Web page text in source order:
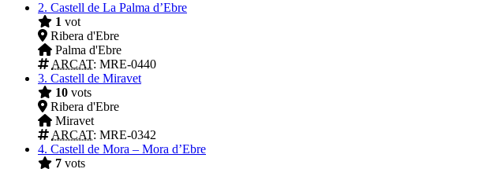
2. Castell de La Palma d’Ebre
1 vot
Ribera d'Ebre
Palma d'Ebre
ARCAT: MRE-0440
3. Castell de Miravet
10 vots
Ribera d'Ebre
Miravet
ARCAT: MRE-0342
4. Castell de Mora – Mora d’Ebre
7 vots